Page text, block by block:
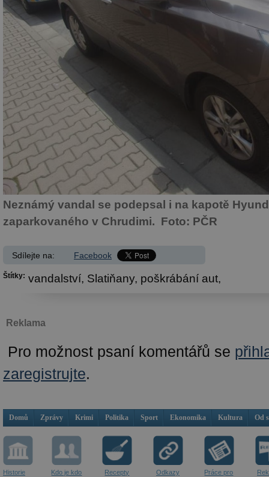
Neznámý vandal se podepsal i na kapotě
zaparkovaného v Chrudimi. Foto: PČR
Sdílejte na: Facebook
Štítky: vandalství, Slatiňany, poškrábání aut,
Reklama
Pro možnost psaní komentářů se
zaregistrujte.
Domů Zprávy Krimi Politika Sport Ekonomika Kultura Od
Historie
Kdo je kdo Recepty Odkazy
Práce pro